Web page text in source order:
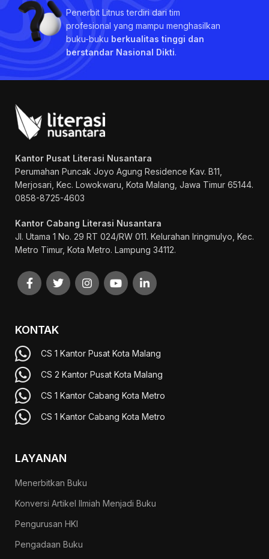
Penerbit Litnus terdiri dari tim
profesional yang mampu menghasilkan
buku-buku berkualitas tinggi dan
berstandar Nasional Dikti.
Kantor Pusat Literasi Nusantara
Perumahan Puncak Joyo Agung Residence Kav. B11,
Merjosari, Kec. Lowokwaru, Kota Malang, Jawa Timur 65144.
0858-8725-4603
Kantor Cabang Literasi Nusantara
Jl. Utama 1 No. 29 RT 024/RW 011. Kelurahan Iringmulyo, Kec.
Metro Timur, Kota Metro. Lampung 34112.
KONTAK
CS 1 Kantor Pusat Kota Malang
CS 2 Kantor Pusat Kota Malang
CS 1 Kantor Cabang Kota Metro
CS 1 Kantor Cabang Kota Metro
LAYANAN
Menerbitkan Buku
Konversi Artikel Ilmiah Menjadi Buku
Pengurusan HKI
Pengadaan Buku